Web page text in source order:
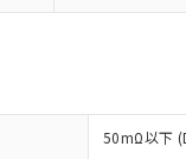
50mΩ以下
をお読みいただき、
い。
対応の商品で、対応